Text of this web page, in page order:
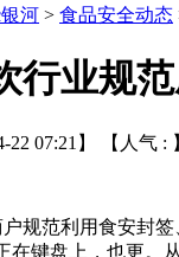
河 > 食品安全动态
行业规
22 07:21】 【人气 :
范利用食安封签
在键盘上，也更。